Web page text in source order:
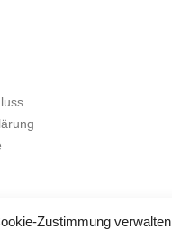
Zustimmung verwalten